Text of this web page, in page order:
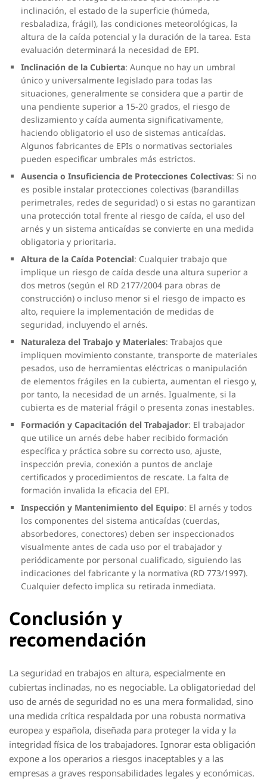
inclinación, el estado de la superficie (húmeda,
resbaladiza, frágil), las condiciones meteorológicas, la
altura de la caída potencial y la duración de la tarea. Esta
evaluación determinará la necesidad de EPI.
Inclinación de la Cubierta: Aunque no hay un umbral
único y universalmente legislado para todas las
situaciones, generalmente se considera que a partir de
una pendiente superior a 15-20 grados, el riesgo de
deslizamiento y caída aumenta significativamente,
haciendo obligatorio el uso de sistemas anticaídas.
Algunos fabricantes de EPIs o normativas sectoriales
pueden especificar umbrales más estrictos.
Ausencia o Insuficiencia de Protecciones Colectivas: Si no
es posible instalar protecciones colectivas (barandillas
perimetrales, redes de seguridad) o si estas no garantizan
una protección total frente al riesgo de caída, el uso del
arnés y un sistema anticaídas se convierte en una medida
obligatoria y prioritaria.
Altura de la Caída Potencial: Cualquier trabajo que
implique un riesgo de caída desde una altura superior a
dos metros (según el RD 2177/2004 para obras de
construcción) o incluso menor si el riesgo de impacto es
alto, requiere la implementación de medidas de
seguridad, incluyendo el arnés.
Naturaleza del Trabajo y Materiales: Trabajos que
impliquen movimiento constante, transporte de materiales
pesados, uso de herramientas eléctricas o manipulación
de elementos frágiles en la cubierta, aumentan el riesgo y,
por tanto, la necesidad de un arnés. Igualmente, si la
cubierta es de material frágil o presenta zonas inestables.
Formación y Capacitación del Trabajador: El trabajador
que utilice un arnés debe haber recibido formación
específica y práctica sobre su correcto uso, ajuste,
inspección previa, conexión a puntos de anclaje
certificados y procedimientos de rescate. La falta de
formación invalida la eficacia del EPI.
Inspección y Mantenimiento del Equipo: El arnés y todos
los componentes del sistema anticaídas (cuerdas,
absorbedores, conectores) deben ser inspeccionados
visualmente antes de cada uso por el trabajador y
periódicamente por personal cualificado, siguiendo las
indicaciones del fabricante y la normativa (RD 773/1997).
Cualquier defecto implica su retirada inmediata.
Conclusión y
recomendación
La seguridad en trabajos en altura, especialmente en
cubiertas inclinadas, no es negociable. La obligatoriedad del
uso de arnés de seguridad no es una mera formalidad, sino
una medida crítica respaldada por una robusta normativa
europea y española, diseñada para proteger la vida y la
integridad física de los trabajadores. Ignorar esta obligación
expone a los operarios a riesgos inaceptables y a las
empresas a graves responsabilidades legales y económicas.